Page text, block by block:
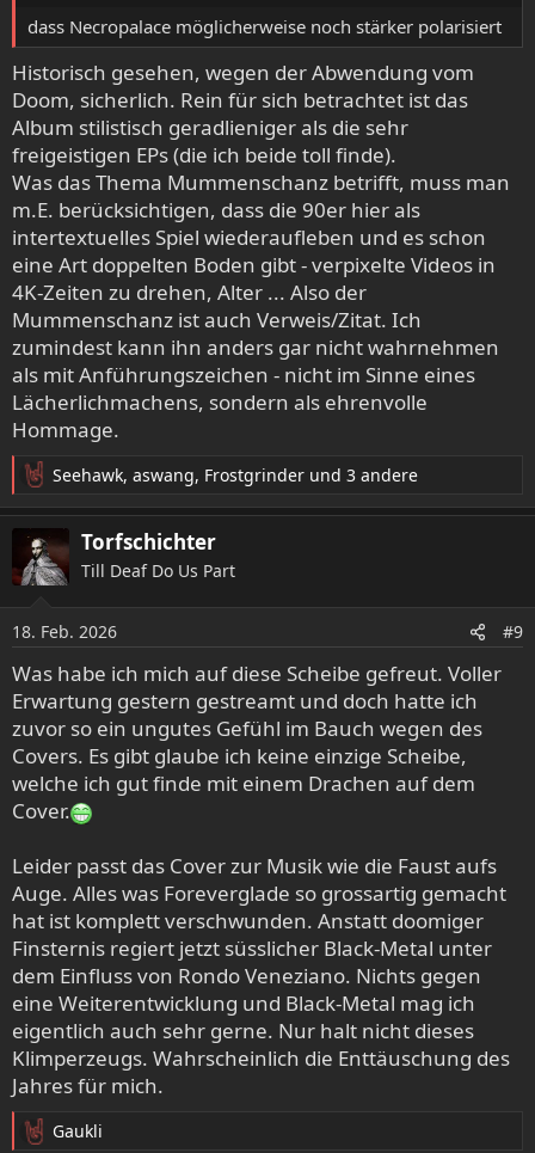
dass Necropalace möglicherweise noch stärker polarisiert
Historisch gesehen, wegen der Abwendung vom
Doom, sicherlich. Rein für sich betrachtet ist das
Album stilistisch geradlieniger als die sehr
freigeistigen EPs (die ich beide toll finde).
Was das Thema Mummenschanz betrifft, muss man
m.E. berücksichtigen, dass die 90er hier als
intertextuelles Spiel wiederaufleben und es schon
eine Art doppelten Boden gibt - verpixelte Videos in
4K-Zeiten zu drehen, Alter ... Also der
Mummenschanz ist auch Verweis/Zitat. Ich
zumindest kann ihn anders gar nicht wahrnehmen
als mit Anführungszeichen - nicht im Sinne eines
Lächerlichmachens, sondern als ehrenvolle
Hommage.
R
e
a
t
n
e
n
:
Seehawk, aswang, Frostgrinder und 3 andere
Torfschichter
Till Deaf Do Us Part
18. Feb. 2026 #9
Was habe ich mich auf diese Scheibe gefreut. Voller
Erwartung gestern gestreamt und doch hatte ich
zuvor so ein ungutes Gefühl im Bauch wegen des
Covers. Es gibt glaube ich keine einzige Scheibe,
welche ich gut finde mit einem Drachen auf dem
Cover.
Leider passt das Cover zur Musik wie die Faust aufs
Auge. Alles was Foreverglade so grossartig gemacht
hat ist komplett verschwunden. Anstatt doomiger
Finsternis regiert jetzt süsslicher Black-Metal unter
dem Einfluss von Rondo Veneziano. Nichts gegen
eine Weiterentwicklung und Black-Metal mag ich
eigentlich auch sehr gerne. Nur halt nicht dieses
Klimperzeugs. Wahrscheinlich die Enttäuschung des
Jahres für mich.
R
Gaukli